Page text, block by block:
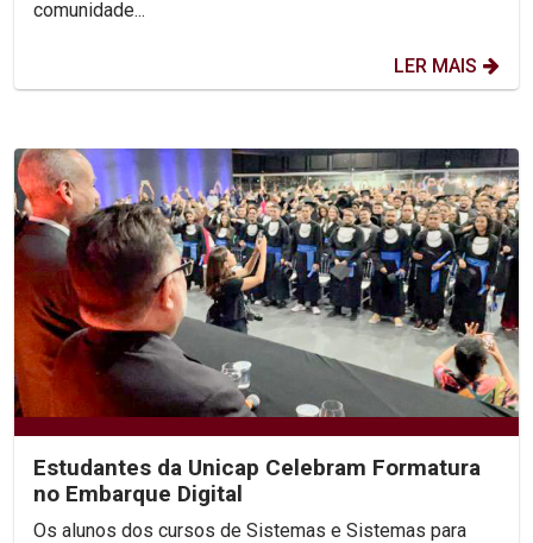
comunidade...
LER MAIS
Estudantes da Unicap Celebram Formatura
no Embarque Digital
Os alunos dos cursos de Sistemas e Sistemas para